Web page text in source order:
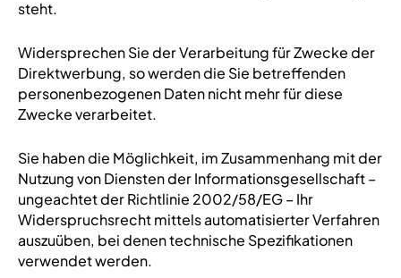
steht.
Widersprechen Sie der Verarbeitung für Zwecke der
Direktwerbung, so werden die Sie betreffenden
personenbezogenen Daten nicht mehr für diese
Zwecke verarbeitet.
Sie haben die Möglichkeit, im Zusammenhang mit der
Nutzung von Diensten der Informationsgesellschaft –
ungeachtet der Richtlinie 2002/58/EG – Ihr
Widerspruchsrecht mittels automatisierter Verfahren
auszuüben, bei denen technische Spezifikationen
verwendet werden.